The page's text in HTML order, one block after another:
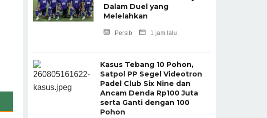
Dalam Duel yang
Melelahkan
Persib 1 jam lalu
Kasus Tebang 10 Pohon,
Satpol PP Segel Videotron
Padel Club Six Nine dan
Ancam Denda Rp100 Juta
serta Ganti dengan 100
Pohon